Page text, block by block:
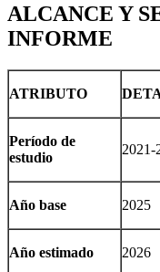
ALCANCE Y
INFORME
ATRIBUTO
Período de
estudio
2021-
Año base 2025
Año estimado 2026